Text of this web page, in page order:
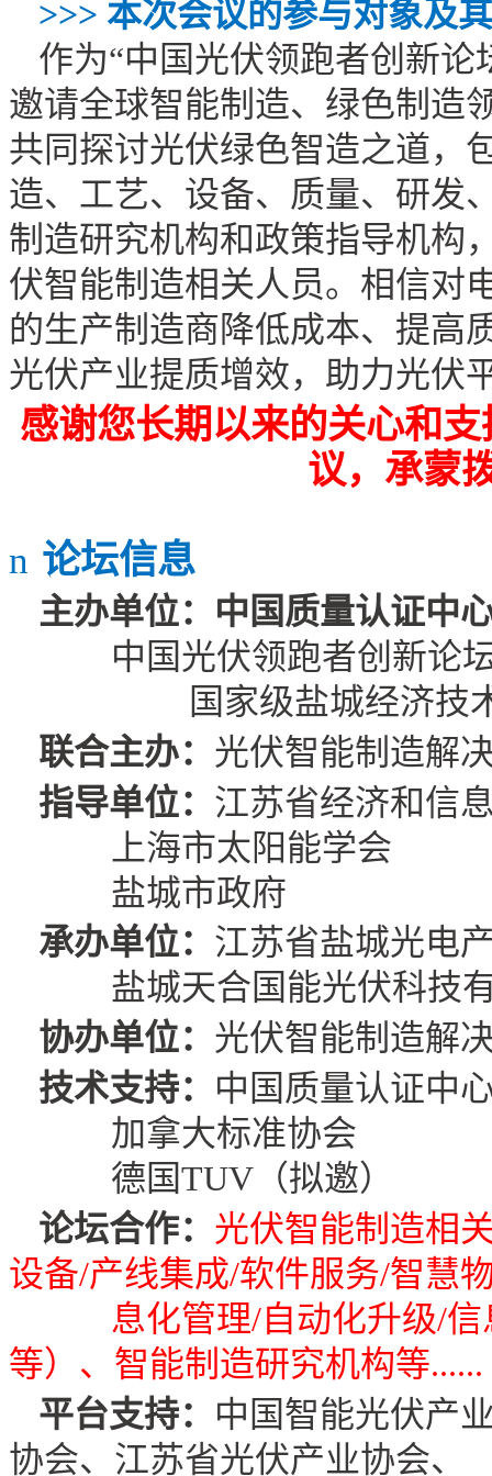
>>> 本次会议的参与对象及
作为“中国光伏领跑者创新
邀请全球智能制造、绿色制造
共同探讨光伏绿色智造之道，
造、工艺、设备、质量、研发
制造研究机构和政策指导机构
伏智能制造相关人员。相信对
的生产制造商降低成本、提高
光伏产业提质增效，助力光伏
感谢您长期以来的关心和
议，承蒙
n 论坛信息
主办单位： 中国质量认证中
中国光伏领跑者创新论
国家级盐城经济技
联合主办： 光伏智能制造解
指导单位： 江苏省经济和信
上海市太阳能学会
盐城市政府
承办单位： 江苏省盐城光电
盐城天合国能光伏科技
协办单位： 光伏智能制造解
技术支持： 中国质量认证中
加拿大标准协会
德国TUV （拟邀）
论坛合作： 光伏智能制造相
设备/产线集成/软件服务/智慧
息化管理/自动化升级/信
等）、智能制造研究机构等......
平台支持： 中国智能光伏产
协会、江苏省光伏产业协会、